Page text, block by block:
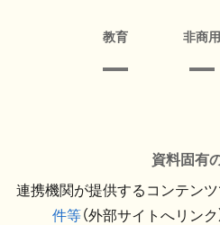
教育 非商用
資料固有
連携機関が提供するコンテンツ
件等（外部サイトへリン